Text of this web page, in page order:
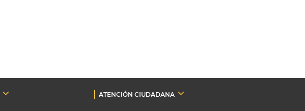
ATENCIÓN CIUDADANA